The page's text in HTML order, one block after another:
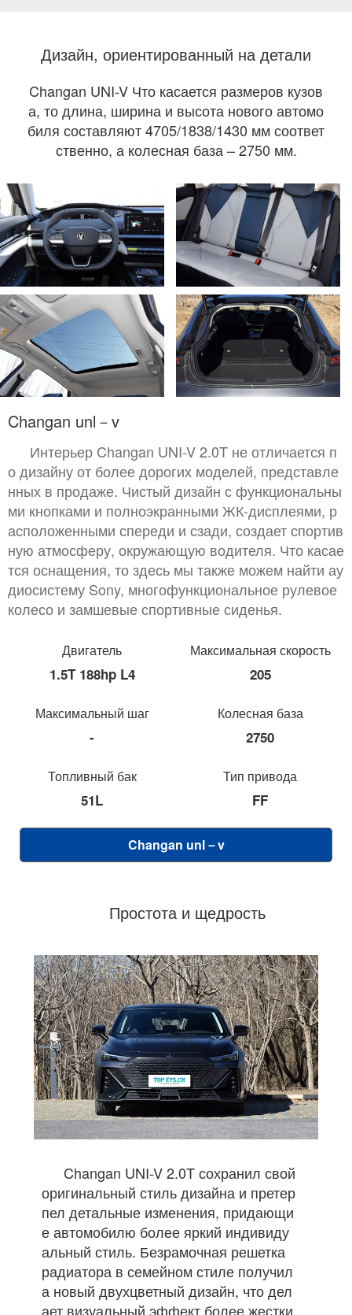
Дизайн, ориентированный на детали
Changan UNI-V Что касается размеров кузов
а, то длина, ширина и высота нового автомо
биля составляют 4705/1838/1430 мм соответ
ственно, а колесная база – 2750 мм.
Changan unl－v
Интерьер Changan UNI-V 2.0T не отличается п
о дизайну от более дорогих моделей, представле
нных в продаже. Чистый дизайн с функциональны
ми кнопками и полноэкранными ЖК-дисплеями, р
асположенными спереди и сзади, создает спортив
ную атмосферу, окружающую водителя. Что касае
тся оснащения, то здесь мы также можем найти ау
диосистему Sony, многофункциональное рулевое
колесо и замшевые спортивные сиденья.
Двигатель
1.5T 188hp L4
Максимальная скорость
205
Максимальный шаг
-
Колесная база
2750
Топливный бак
51L
Тип привода
FF
Changan unl－v
Простота и щедрость
Changan UNI-V 2.0T сохранил свой
оригинальный стиль дизайна и претер
пел детальные изменения, придающи
е автомобилю более яркий индивиду
альный стиль. Безрамочная решетка
радиатора в семейном стиле получил
а новый двухцветный дизайн, что дел
ает визуальный эффект более жестки